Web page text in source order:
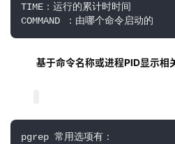
TIME：运行的累计时时间
COMMAND ：由哪个命令启动的
基于命令名称或进程PID显示相
pgrep 常用选项有：